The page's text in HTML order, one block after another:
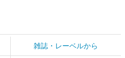
雑誌・レーベルから